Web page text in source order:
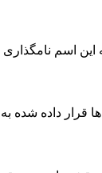
این اسم
داده شده به